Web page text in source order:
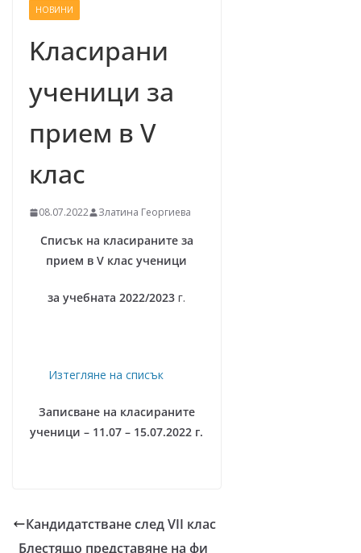
НОВИНИ
Kласирани
ученици за
прием в V
клас
08.07.2022 Златина Георгиева
Списък на класираните за
прием вV клас ученици
за учебната 2022/2023 г.
Изтегляне на списък
Записване на класираните
ученици – 11.07 – 15.07.2022 г.
Кандидатстване след VII клас
Блестящо представяне на фи